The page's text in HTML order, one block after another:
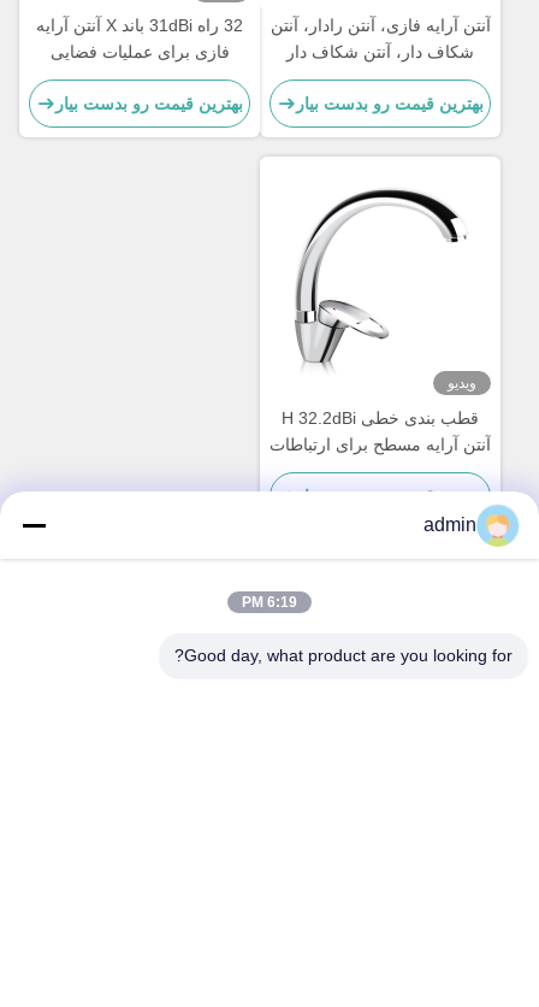
آنتن آرایه فازی، آنتن رادار، آنتن
شکاف دار، آنتن شکاف دار
بهترین قیمت رو بدست بیار
32 راه 31dBi باند X آنتن آرایه
فازی برای عملیات فضایی
فضاپیما
بهترین قیمت رو بدست بیار
ویدیو
قطب بندی خطی H 32.2dBi
آنتن آرایه مسطح برای ارتباطات
ماهواره ای
بهترین قیمت رو بدست بیار
admin
6:19 PM
Good day, what product are you looking for?